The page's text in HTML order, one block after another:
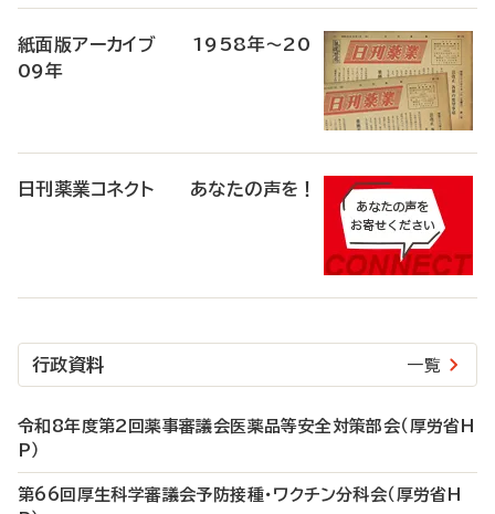
紙面版アーカイブ 1958年～20
09年
日刊薬業コネクト あなたの声を！
行政資料 一覧
令和8年度第2回薬事審議会医薬品等安全対策部会（厚労省H
P）
第66回厚生科学審議会予防接種・ワクチン分科会（厚労省H